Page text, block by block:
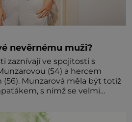
nevěrnému muži?
zaznívají ve spojitosti s
(54) a hercem
Munzarová měla být totiž
s nímž se velmi